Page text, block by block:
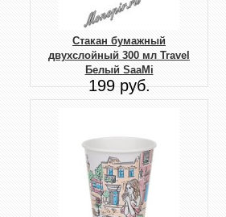
Стакан бумажный
двухслойный 300 мл Travel
Белый SaaMi
199 руб.